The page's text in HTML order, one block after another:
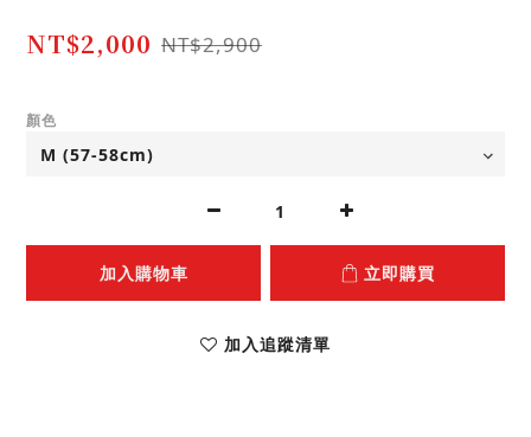
NT$2,000 NT$2,900
顏色
加入購物車 立即購買
加入追蹤清單